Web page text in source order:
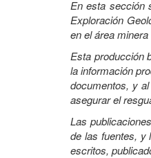
En esta sección
Exploración
en el área minera
Esta producción
la información
documentos, y
asegurar el
Las
de las fuentes, y
escritos,